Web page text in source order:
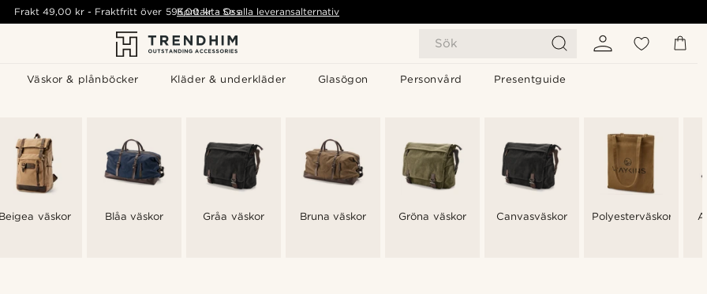
Sök
Väskor & plånböcker Kläder & underkläder Glasögon Personvård Presentguide
Frakt49,00 kr - Fraktfritt över 595,00 kr - Se alla leveransalternativ
Kontakta Oss
Beigea väskor Blåa väskor Gråa väskor Bruna väskor Gröna väskor Canvasväskor Polyesterväskor